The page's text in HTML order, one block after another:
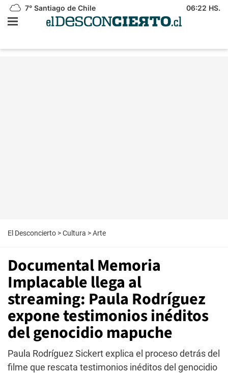
7° Santiago de Chile 06:22 HS.
El Desconcierto >Cultura >Arte
Documental Memoria
Implacable llega al
streaming: Paula Rodríguez
expone testimonios inéditos
del genocidio mapuche
Paula Rodríguez Sickert explica el proceso detrás del
filme que rescata testimonios inéditos del genocidio